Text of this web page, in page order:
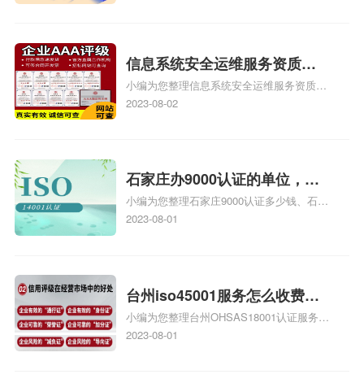
信息系统安全运维服务资质二
级费用，信息系统安全运维服
务资质二级
小编为您整理信息系统安全运维服务资质认
证证书机构有哪些、安全运维服务资质的费
体系认证知识，详情可查看下方正文！
2023-08-02
石家庄办9000认证的单位，石
家庄9000认证的公司
小编为您整理石家庄9000认证多少钱、石家
庄9000认证价格多少钱、石家庄9000认证
2023-08-01
台州iso45001服务怎么收费，
台州iso45001认证服务怎么收
费
小编为您整理台州OHSAS18001认证服务中
心哪家收费便宜、台州ISO9000认证，哪个
2023-08-01